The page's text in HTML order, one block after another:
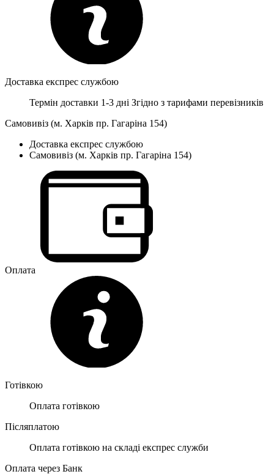
Доставка експрес службою
Термін доставки 1-3 дні Згідно з тарифами перевізників
Самовивіз (м. Харків пр. Гагаріна 154)
Доставка експрес службою
Самовивіз (м. Харків пр. Гагаріна 154)
Оплата
Готівкою
Оплата готівкою
Післяплатою
Оплата готівкою на складі експрес служби
Оплата через Банк